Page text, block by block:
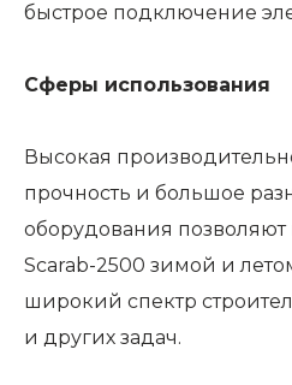
быстрое подключение
Сферы использования
Высокая
прочность и большое
оборудования
Scarab-2500 зимой и
широкий спектр
и других задач.